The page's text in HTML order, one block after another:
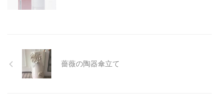
薔薇の陶器傘立て